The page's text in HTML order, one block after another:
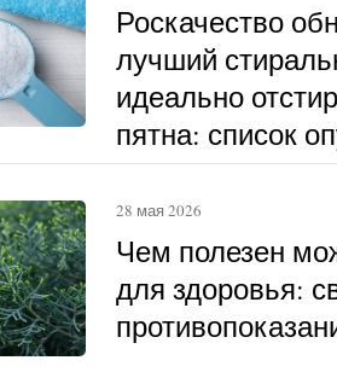
Роскачество
лучший
идеально
пятна: список
Чем полезен
для здоровья:
28 мая 2026